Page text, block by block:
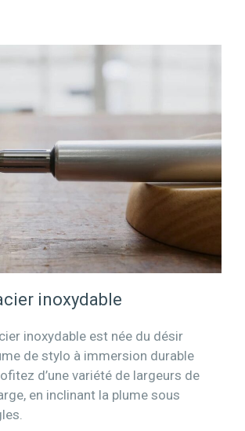
inoxydable
inoxydable est née du désir
de stylo à immersion durable
d’une variété de largeurs de
en inclinant la plume sous